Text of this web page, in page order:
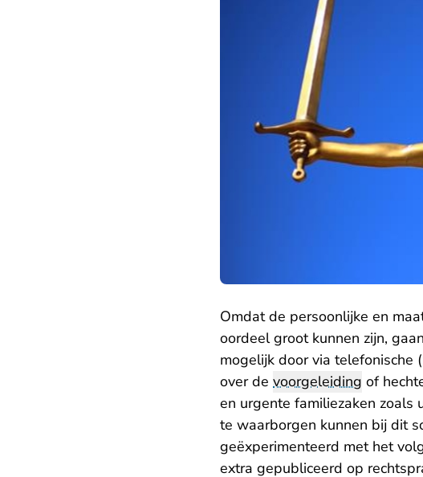
Omdat de persoonlijke en
oordeel groot kunnen zijn,
mogelijk door via telefonische
over de voorgeleiding of
en urgente familiezaken zoals
te waarborgen kunnen bij dit
geëxperimenteerd met het
extra gepubliceerd op